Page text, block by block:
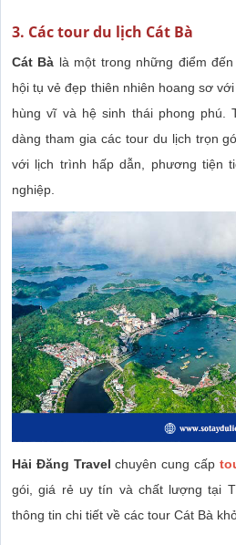
3. Các tour du lịch Cát Bà
Cát Bà là một trong những điểm
hội tụ vẻ đẹp thiên nhiên hoang sơ
hùng vĩ và hệ sinh thái phong phú.
dàng tham gia các tour du lịch trọn
với lịch trình hấp dẫn, phương tiện
nghiệp.
Hải Đăng Travel chuyên cung cấp
gói, giá rẻ uy tín và chất lượng tại
thông tin chi tiết về các tour Cát Bà